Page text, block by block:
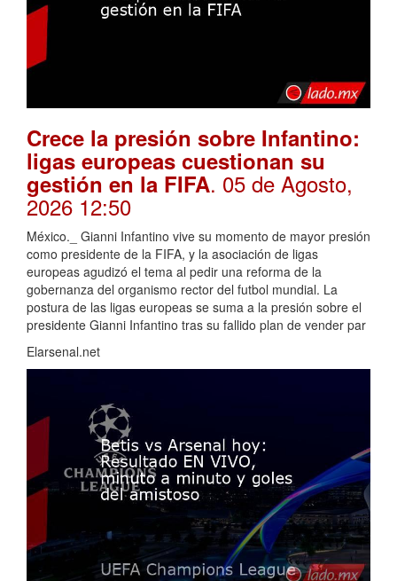
Crece la presión sobre Infantino:
ligas europeas cuestionan su
gestión en la FIFA. 05 de Agosto,
2026 12:50
México._ Gianni Infantino vive su momento de mayor presión
como presidente de la FIFA, y la asociación de ligas
europeas agudizó el tema al pedir una reforma de la
gobernanza del organismo rector del futbol mundial. La
postura de las ligas europeas se suma a la presión sobre el
presidente Gianni Infantino tras su fallido plan de vender par
Elarsenal.net